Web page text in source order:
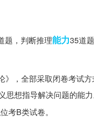
题，判断推理能力35道
》，全部采取闭卷考试
思想指导解决问题的能
考B类试卷。